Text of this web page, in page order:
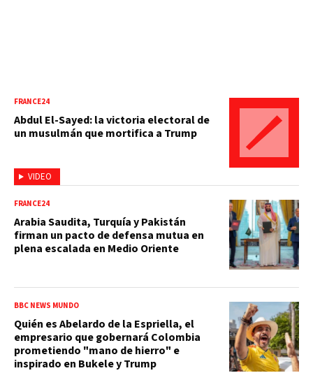
VIDEO
FRANCE24
Abdul El-Sayed: la victoria electoral de
un musulmán que mortifica a Trump
FRANCE24
Arabia Saudita, Turquía y Pakistán
firman un pacto de defensa mutua en
plena escalada en Medio Oriente
BBC NEWS MUNDO
Quién es Abelardo de la Espriella, el
empresario que gobernará Colombia
prometiendo "mano de hierro" e
inspirado en Bukele y Trump